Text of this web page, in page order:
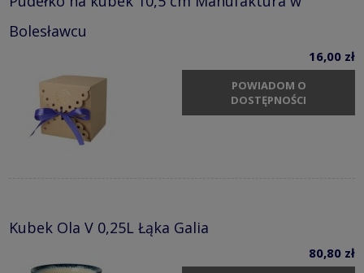
Bolesławcu
16,00 zł
POWIADOM O
DOSTĘPNOŚCI
Kubek Ola V 0,25L Łąka Galia
80,80 zł